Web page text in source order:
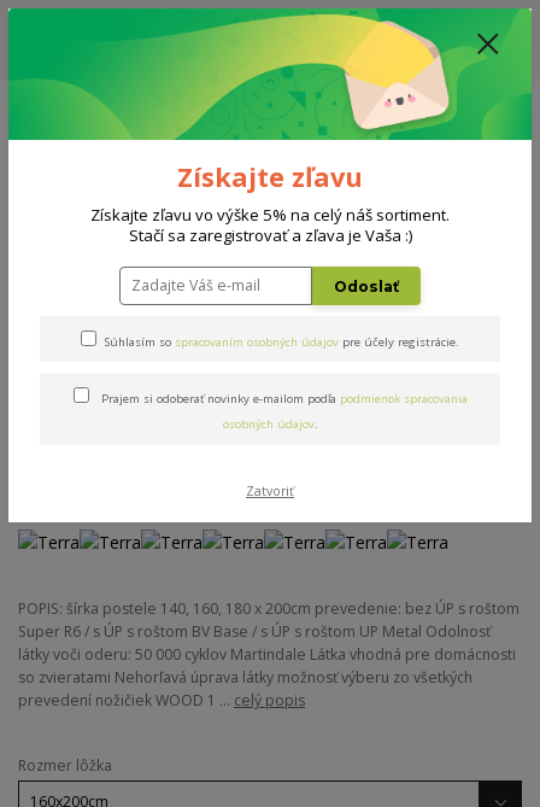
ZĽAVA: VŠETKY VYSTAVENÉ POSTELE ZA 400€ - CENA MATRACU A ROŠTU
PODĽA VÝBERU / DODACIA LEHOTA JE AKTUÁLNE 10-15 PRACOVNÝCH
Menu
0908 777 700 Po-So: 10-18 hod.
0
Postele Terra
Terra
Novinka Akcia
POPIS: šírka postele 140, 160, 180 x 200cm prevedenie: bez ÚP s roštom
Super R6 / s ÚP s roštom BV Base / s ÚP s roštom UP Metal Odolnosť
látky voči oderu: 50 000 cyklov Martindale Látka vhodná pre domácnosti
so zvieratami Nehorľavá úprava látky možnosť výberu zo všetkých
prevedení nožičiek WOOD 1 ... celý popis
Rozmer lôžka
Získajte zľavu
Získajte zľavu vo výške 5% na celý náš sortiment.
Stačí sa zaregistrovať a zľava je Vaša :)
Odoslať
Súhlasím so spracovaním osobných údajov pre účely registrácie.
Prajem si odoberať novinky e-mailom podľa podmienok spracovania
osobných údajov.
Zatvoriť